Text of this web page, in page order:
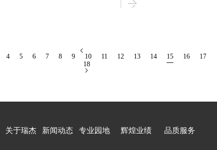
4 5 6 7 8 9 10 11 12 13 14 15 16
17
18
关于瑞杰 新闻动态 专业园地 辉煌业绩 品质服务